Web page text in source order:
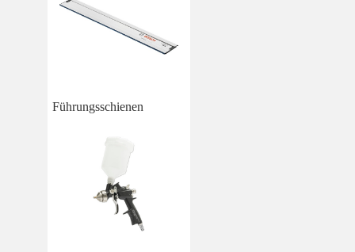
Führungsschienen